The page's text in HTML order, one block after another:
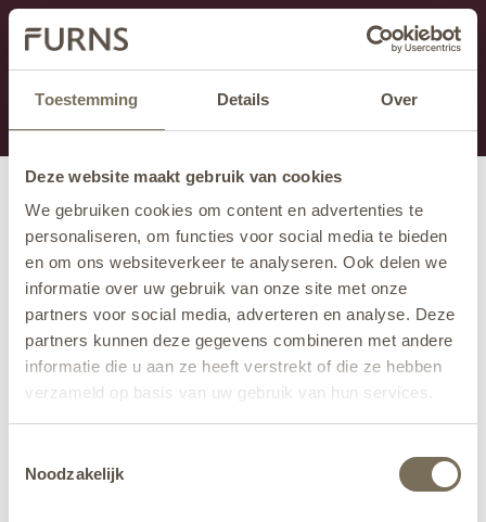
Toestemming Details Over
Deze website maakt gebruik van cookies
We gebruiken cookies om content en advertenties te
personaliseren, om functies voor social media te bieden
en om ons websiteverkeer te analyseren. Ook delen we
informatie over uw gebruik van onze site met onze
partners voor social media, adverteren en analyse. Deze
partners kunnen deze gegevens combineren met andere
informatie die u aan ze heeft verstrekt of die ze hebben
verzameld op basis van uw gebruik van hun services.
jehier.
Noodzakelijk
Ten dział jest obecnie w konserwacji. Jeśli brakuje Ci
informacji.
możesz zadzwonić pod numer +31 413 351 272 lub